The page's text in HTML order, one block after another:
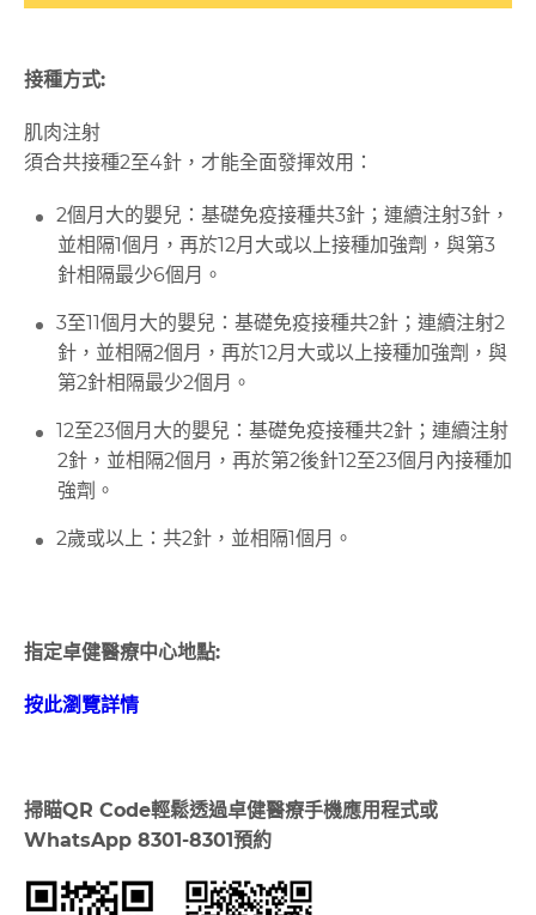
接種方式:
肌肉注射
須合共接種2至4針，才能全面發揮效用：
2個月大的嬰兒：基礎免疫接種共3針；連續注射3針，
並相隔1個月，再於12月大或以上接種加強劑，與第3
針相隔最少6個月。
3至11個月大的嬰兒：基礎免疫接種共2針；連續注射2
針，並相隔2個月，再於12月大或以上接種加強劑，與
第2針相隔最少2個月。
12至23個月大的嬰兒：基礎免疫接種共2針；連續注射
2針，並相隔2個月，再於第2後針12至23個月內接種加
強劑。
2歲或以上：共2針，並相隔1個月。
指定卓健醫療中心地點:
按此瀏覽詳情
掃瞄QR Code輕鬆透過卓健醫療手機應用程式或
WhatsApp 8301-8301預約